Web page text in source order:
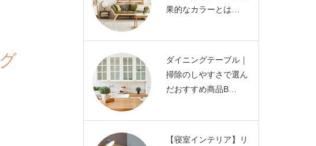
果的なカラーとは…
ダイニングテーブル｜
掃除のしやすさで選ん
だおすすめ商品B…
【寝室インテリア】リ